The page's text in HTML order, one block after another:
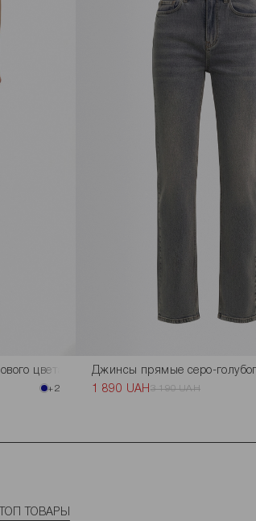
цвета
+2
Джинсы прямые серо-
1 890 UAH 3 190 UAH
ТОП ТОВАРЫ